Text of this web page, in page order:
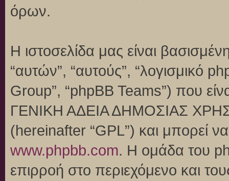
όρων.
Η ιστοσελίδα μας είναι
“αυτών”, “αυτούς”, “λογισμικό
Group”, “phpBB Teams”) που
ΓΕΝΙΚΗ ΑΔΕΙΑ ΔΗΜΟΣΙΑΣ
(hereinafter “GPL”) και μπορεί
www.phpbb.com. Η ομάδα του
επιρροή στο περιεχόμενο και